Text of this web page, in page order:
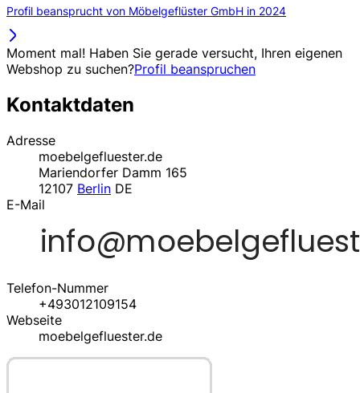
Profil beansprucht von Möbelgeflüster GmbH in 2024
Moment mal! Haben Sie gerade versucht, Ihren eigenen
Webshop zu suchen?Profil beanspruchen
Kontaktdaten
Adresse
moebelgefluester.de
Mariendorfer Damm 165
12107 Berlin DE
E-Mail
Telefon-Nummer
+493012109154
Webseite
moebelgefluester.de